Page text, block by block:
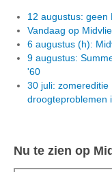
12 augustus: geen
Vandaag op
6 augustus (h):
9 augustus:
'60
30 juli: zomereditie
droogteproblemen
Nu te zien op